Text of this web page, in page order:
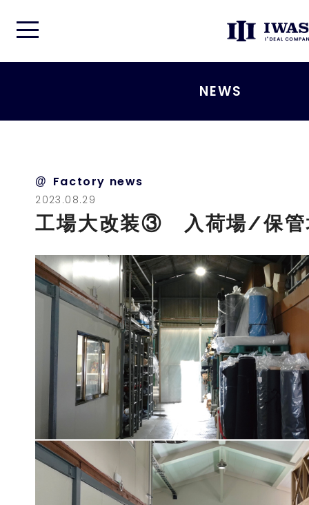
ABOUT
NEWS
FACTORY
FAQ
CONTACT
NEWS
Factory news
2023.08.29
工場大改装③ 入荷場/保管